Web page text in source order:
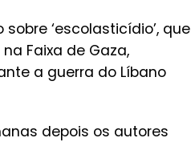
‘escolasticídio’, que
Faixa de Gaza,
a guerra do Líbano
depois os autores